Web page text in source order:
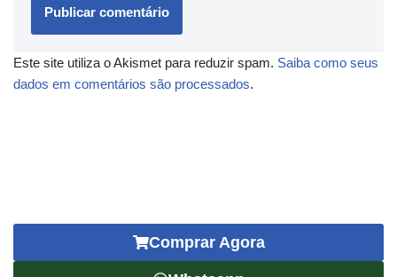
Este site utiliza o Akismet para reduzir spam. Saiba como seus
dados em comentários são processados.
Comprar Agora